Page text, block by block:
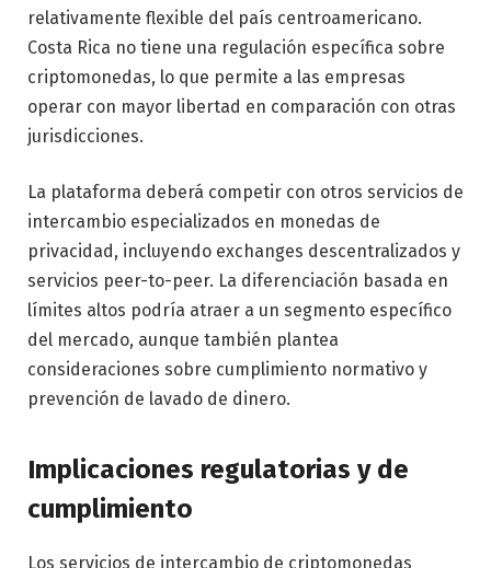
relativamente flexible del país centroamericano.
Costa Rica no tiene una regulación específica sobre
criptomonedas, lo que permite a las empresas
operar con mayor libertad en comparación con otras
jurisdicciones.
La plataforma deberá competir con otros servicios de
intercambio especializados en monedas de
privacidad, incluyendo exchanges descentralizados y
servicios peer-to-peer. La diferenciación basada en
límites altos podría atraer a un segmento específico
del mercado, aunque también plantea
consideraciones sobre cumplimiento normativo y
prevención de lavado de dinero.
Implicaciones regulatorias y de
cumplimiento
Los servicios de intercambio de criptomonedas